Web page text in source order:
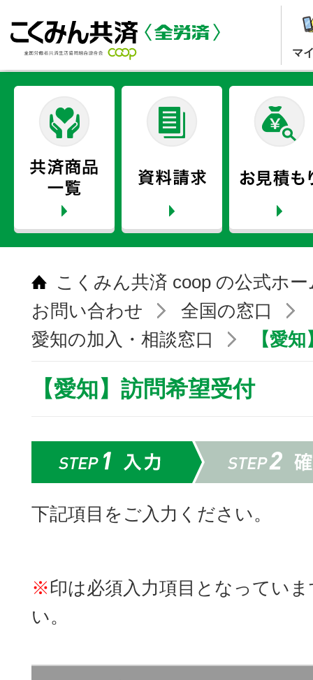
マ
こくみん共済 coop の公式ホ
お問い合わせ
全国の窓口
愛知の加入・相談窓口
【愛
【愛知】訪問希望受付
下記項目をご入力ください。
※印は必須入力項目となってい
い。